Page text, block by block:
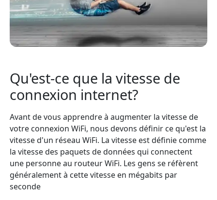
Qu'est-ce que la vitesse de
connexion internet?
Avant de vous apprendre à augmenter la vitesse de
votre connexion WiFi, nous devons définir ce qu'est la
vitesse d'un réseau WiFi. La vitesse est définie comme
la vitesse des paquets de données qui connectent
une personne au routeur WiFi. Les gens se réfèrent
généralement à cette vitesse en mégabits par
seconde